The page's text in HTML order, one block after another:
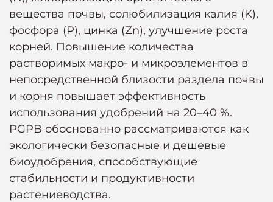
вещества почвы, солюбилизация калия (K),
фосфора (P), цинка (Zn), улучшение роста
корней. Повышение количества
растворимых макро- и микроэлементов в
непосредственной близости раздела почвы
и корня повышает эффективность
использования удобрений на 20–40 %.
PGPB обоснованно рассматриваются как
экологически безопасные и дешевые
биоудобрения, способствующие
стабильности и продуктивности
растениеводства.